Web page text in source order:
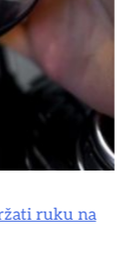
ruku na